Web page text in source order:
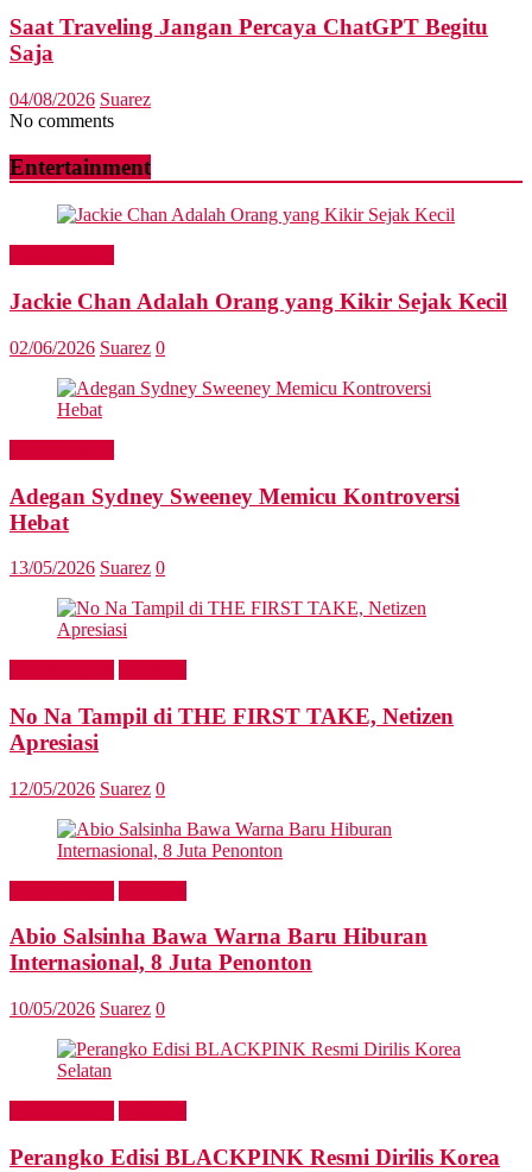
Saat Traveling Jangan Percaya ChatGPT Begitu
Saja
04/08/2026 Suarez
No comments
Entertainment
Jackie Chan Adalah Orang yang Kikir Sejak Kecil
02/06/2026 Suarez 0
Adegan Sydney Sweeney Memicu Kontroversi
Hebat
13/05/2026 Suarez 0
No Na Tampil di THE FIRST TAKE, Netizen
Apresiasi
12/05/2026 Suarez 0
Abio Salsinha Bawa Warna Baru Hiburan
Internasional, 8 Juta Penonton
10/05/2026 Suarez 0
Perangko Edisi BLACKPINK Resmi Dirilis Korea